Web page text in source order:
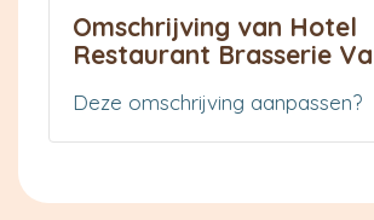
Omschrijving van Hotel
Restaurant Brasserie
Deze omschrijving aanpassen?